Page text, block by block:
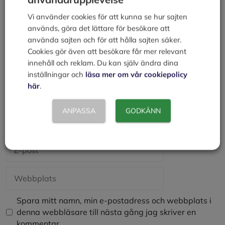
E-
post
Spara mitt namn, min e-postadress och webbplats i
denna webbläsare till nästa gång jag skriver en
Vi använder cookies för att kunna se hur sajten
används, göra det lättare för besökare att
använda sajten och för att hålla sajten säker.
Cookies gör även att besökare får mer relevant
innehåll och reklam. Du kan själv ändra dina
inställningar och läsa mer om vår cookiepolicy
här.
ANPASSA GODKÄNN